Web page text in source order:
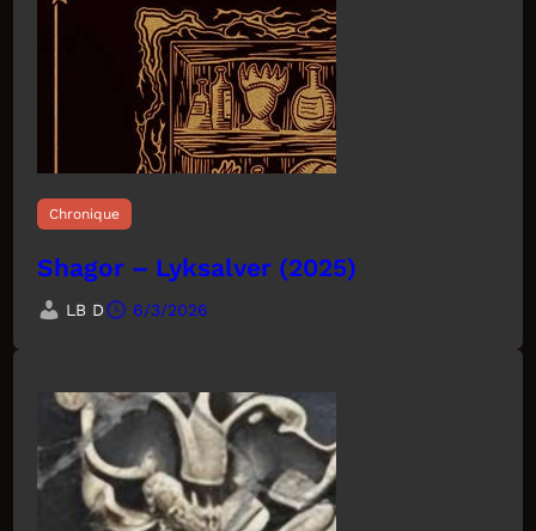
Chronique
Shagor – Lyksalver (2025)
LB D 6/3/2026